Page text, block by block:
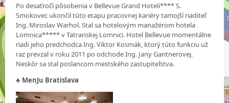
Po desaťročí pôsobenia v Bellevue Grand Hoteli**** S.
Smokovec ukončil túto etapu pracovnej kariéry tamojší riaditeľ
Ing. Miroslav Warhol. Stal sa hotelovým manažérom hotela
Lomnica***** v Tatranskej Lomnici. Hotel Bellevue momentálne
riadi jeho predchodca Ing. Viktor Kosmák, ktorý túto funkciu už
raz prevzal v roku 2011 po odchode Ing. Jany Gantnerovej.
Neskôr sa stal poslancom mestského zastupiteľstva.
♣ MenJu Bratislava